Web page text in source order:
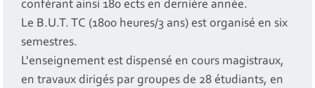
conférant ainsi 180 ects en dernière année.
Le B.U.T. TC (1800 heures/3 ans) est organisé en six
semestres.
L'enseignement est dispensé en cours magistraux,
en travaux dirigés par groupes de 28 étudiants, en